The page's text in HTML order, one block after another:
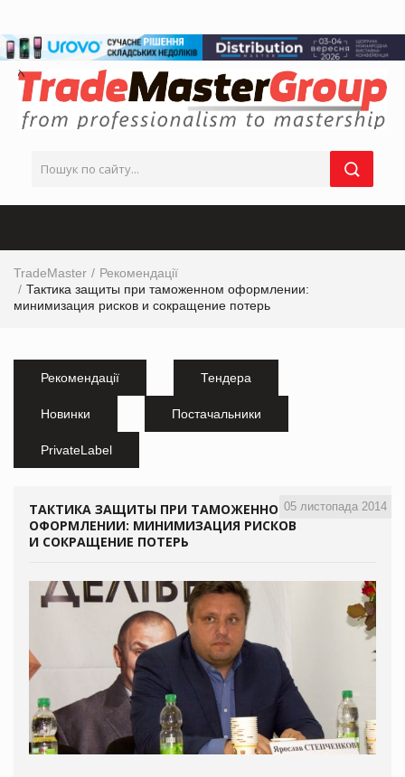
TradeMaster
Рекомендації
Тактика защиты при таможенном оформлении:
минимизация рисков и сокращение потерь
Рекомендації Тендера
Новинки Постачальники
PrivateLabel
05 листопада 2014
ТАКТИКА ЗАЩИТЫ ПРИ ТАМОЖЕННОМ
ОФОРМЛЕНИИ: МИНИМИЗАЦИЯ РИСКОВ
И СОКРАЩЕНИЕ ПОТЕРЬ